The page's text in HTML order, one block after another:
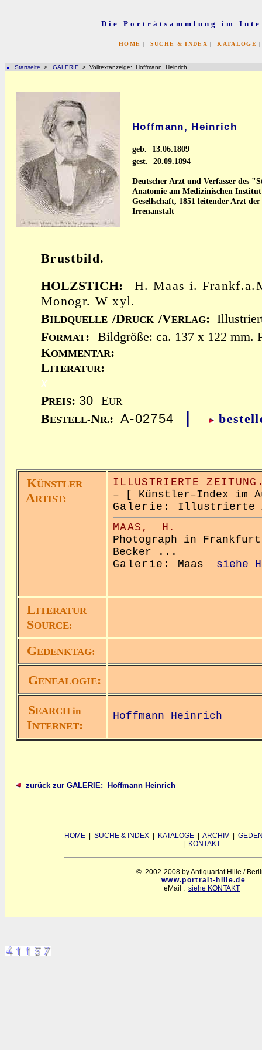
Die Porträtsammlung im
HOME | SUCHE & INDEX |KATALOGE
Startseite > GALERIE > Volltextanzeige: Hoffmann, Heinrich
Hoffmann, Heinrich
geb.
13.06.1809
gest.
20.09.1894
Deutscher Arzt und Verfasser des
Anatomie am Medizinischen
Gesellschaft, 1851 leitender Arzt
Irrenanstalt
Brustbild.
HOLZSTICH:
H. Maas i.
Monogr. W xyl.
BILDQUELLE /DRUCK /VERLAG:
FORMAT:
Bildgröße: ca. 137 x 122 mm.
KOMMENTAR:
LITERATUR:
x
PREIS: 30 EUR
BESTELL-NR.: A-02754 |
KÜNSTLER
ARTIST:
ILLUSTRIERTE
– [ Künstler–Index im
Galerie: Illustrierte
MAAS,
H.
Photograph in Frankfurt
Becker ...
Galerie: Maas siehe
LITERATUR
SOURCE:
GEDENKTAG:
GENEALOGIE:
SEARCH in
INTERNET:
Hoffmann Heinrich
zurück zur GALERIE: Hoffmann Heinrich
HOME SUCHE & INDEX KATALOGE ARCHIV
KONTAKT
© 2002-2008 by Antiquariat Hille /
www.portrait-hille.de
eMail : siehe KONTAKT